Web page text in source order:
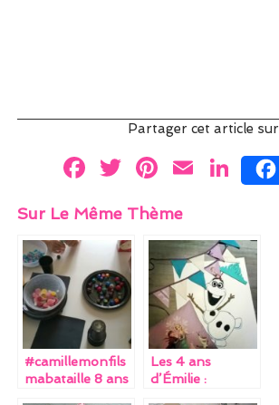
Partager cet article sur
F
ce
b
o
o
k
T
w
itt
er
Pi
er
es
t
E
l
Li
n
e
dI
n
Sur Le Même Thème
#camillemonfils
mabataille 8 ans
Les 4 ans
d’Émilie :